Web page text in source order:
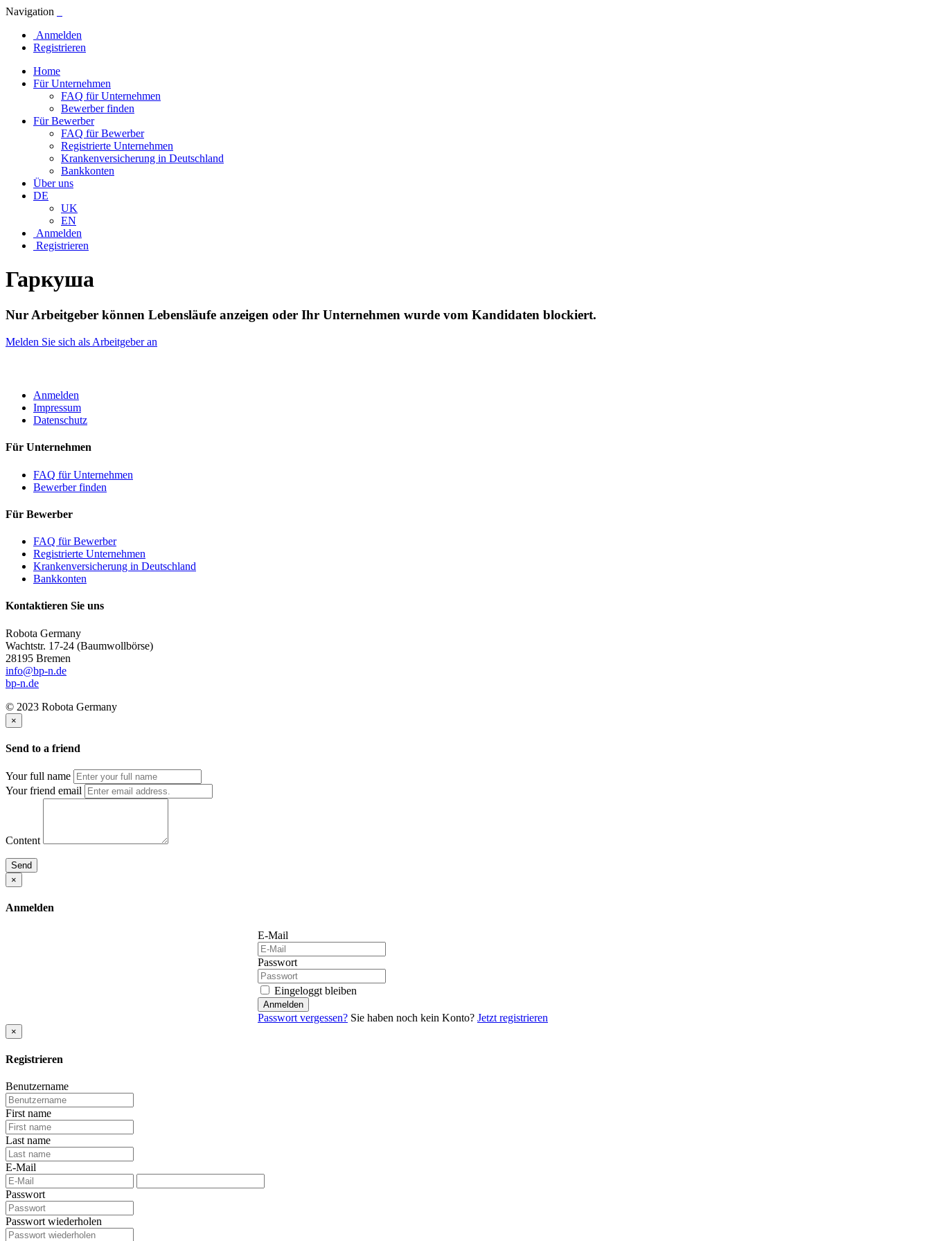
Navigation
Anmelden
Registrieren
Home
Für Unternehmen
FAQ für Unternehmen
Bewerber finden
Für Bewerber
FAQ für Bewerber
Registrierte Unternehmen
Krankenversicherung in Deutschland
Bankkonten
Über uns
DE
UK
EN
Anmelden
Registrieren
Гаркуша
Nur Arbeitgeber können Lebensläufe anzeigen oder Ihr Unternehmen wurde vom Kandidaten blockiert.
Melden Sie sich als Arbeitgeber an
Anmelden
Impressum
Datenschutz
Für Unternehmen
FAQ für Unternehmen
Bewerber finden
Für Bewerber
FAQ für Bewerber
Registrierte Unternehmen
Krankenversicherung in Deutschland
Bankkonten
Kontaktieren Sie uns
Robota Germany
Wachtstr. 17-24 (Baumwollbörse)
28195 Bremen
info@bp-n.de
bp-n.de
© 2023 Robota Germany
×
Send to a friend
Your full name
Your friend email
Content
Send
×
Anmelden
E-Mail
Passwort
Eingeloggt bleiben
Anmelden
Passwort vergessen? Sie haben noch kein Konto? Jetzt registrieren
×
Registrieren
Benutzername
First name
Last name
E-Mail
Passwort
Passwort wiederholen